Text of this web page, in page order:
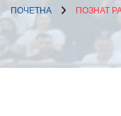
ПОЧЕТНА ПОЗНАТ